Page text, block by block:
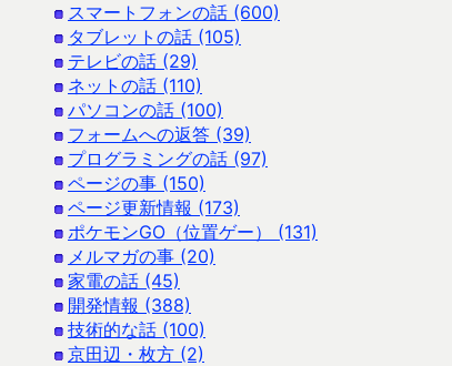
スマートフォンの話 (600)
タブレットの話 (105)
テレビの話 (29)
ネットの話 (110)
パソコンの話 (100)
フォームへの返答 (39)
プログラミングの話 (97)
ページの事 (150)
ページ更新情報 (173)
ポケモンGO（位置ゲー） (131)
メルマガの事 (20)
家電の話 (45)
開発情報 (388)
技術的な話 (100)
京田辺・枚方 (2)